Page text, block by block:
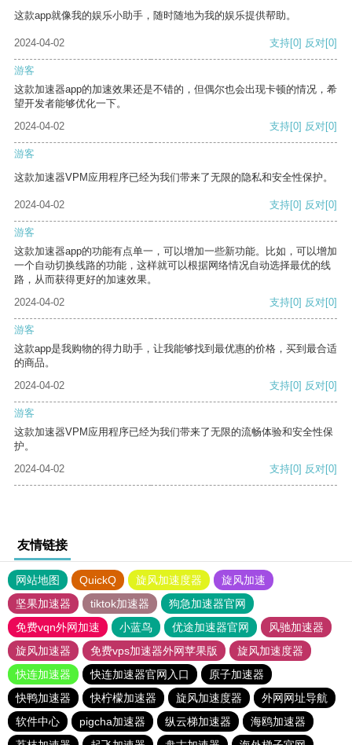
这款app就像我的娱乐小助手，随时随地为我的娱乐提供帮助。
2024-04-02 支持[0] 反对[0]
游客
这款加速器app的加速效果还是不错的，但偶尔也会出现卡顿的情况，希
望开发者能够优化一下。
2024-04-02
支持[0] 反对[0]
游客
这款加速器VPM应用程序已经为我们带来了无限的隐私和安全性保护。
2024-04-02 支持[0] 反对[0]
游客
这款加速器app的功能有点单一，可以增加一些新功能。比如，可以增加
一个自动切换线路的功能，这样就可以根据网络情况自动选择最优的线
路，从而获得更好的加速效果。
2024-04-02
支持[0] 反对[0]
游客
这款app是我购物的得力助手，让我能够找到最优惠的价格，买到最合适
的商品。
2024-04-02
支持[0] 反对[0]
游客
这款加速器VPM应用程序已经为我们带来了无限的流畅体验和安全性保
护。
2024-04-02
支持[0] 反对[0]
友情链接
网站地图 QuickQ 旋风加速度器
旋风加速
坚果加速器
tiktok加速器
狗急加速器官网
免费vqn外网加速
小蓝鸟 优途加速器官网
风驰加速器
旋风加速器
免费vps加速器外网苹果版
旋风加速度器
快连加速器
快连加速器官网入口
原子加速器
快鸭加速器
快柠檬加速器 旋风加速度器
外网网址导航
软件中心
pigcha加速器 纵云梯加速器
海鸥加速器